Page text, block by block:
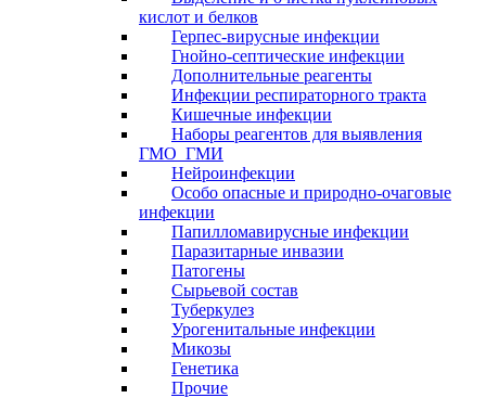
кислот и белков
Герпес-вирусные инфекции
Гнойно-септические инфекции
Дополнительные реагенты
Инфекции респираторного тракта
Кишечные инфекции
Наборы реагентов для выявления
ГМО_ГМИ
Нейроинфекции
Особо опасные и природно-очаговые
инфекции
Папилломавирусные инфекции
Паразитарные инвазии
Патогены
Сырьевой состав
Туберкулез
Урогенитальные инфекции
Микозы
Генетика
Прочие